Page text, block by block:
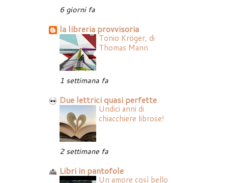
6 giorni fa
la libreria provvisoria
Tonio Kröger, di
Thomas Mann
1 settimana fa
Due lettrici quasi perfette
Undici anni di
chiacchiere librose!
2 settimane fa
Libri in pantofole
Un amore così bello